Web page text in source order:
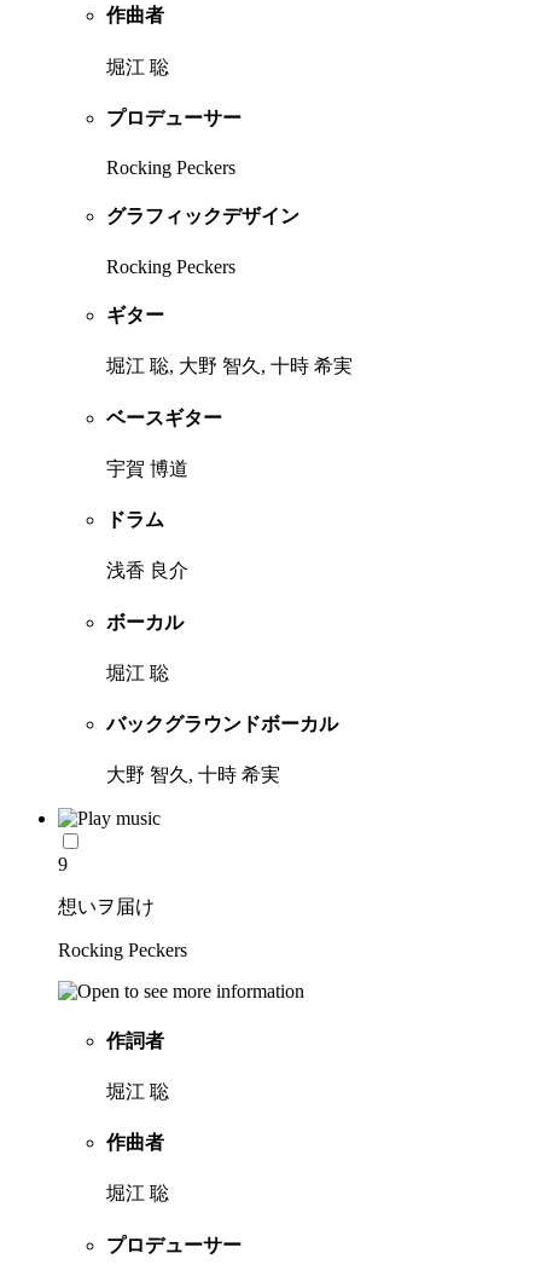
作曲者
堀江 聡
プロデューサー
Rocking Peckers
グラフィックデザイン
Rocking Peckers
ギター
堀江 聡, 大野 智久, 十時 希実
ベースギター
宇賀 博道
ドラム
浅香 良介
ボーカル
堀江 聡
バックグラウンドボーカル
大野 智久, 十時 希実
9
想いヲ届け
Rocking Peckers
作詞者
堀江 聡
作曲者
堀江 聡
プロデューサー